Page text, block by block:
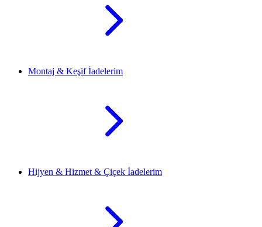
Montaj & Keşif İadelerim
Hijyen & Hizmet & Çiçek İadelerim